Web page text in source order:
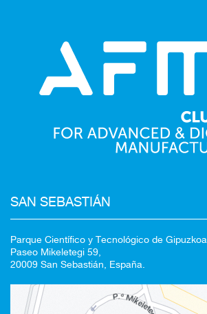
SAN SEBASTIÁN
Parque Científico y Tecnológico de Gipuzkoa
Paseo Mikeletegi 59,
20009 San Sebastián, España.